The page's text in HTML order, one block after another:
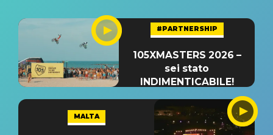
#PARTNERSHIP
105XMASTERS 2026 –
sei stato
INDIMENTICABILE!
MALTA